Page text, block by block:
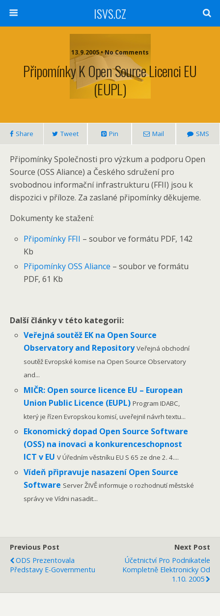
ISVS.CZ
13.9.2005 • No Comments
Připomínky K Open Source Licenci EU
(EUPL)
Share Tweet Pin Mail SMS
Připomínky Společnosti pro výzkum a podporu Open
Source (OSS Aliance) a Českého sdružení pro
svobodnou informační infrastrukturu (FFII) jsou k
dispozici v příloze. Za zaslané připomínky děkujeme.
Dokumenty ke stažení:
Připomínky FFII – soubor ve formátu PDF, 142
Kb
Připomínky OSS Aliance – soubor ve formátu
PDF, 61 Kb
Další články v této kategorii:
Veřejná soutěž EK na Open Source
Observatory and RepositoryVeřejná obchodní
soutěž Evropské komise na Open Source Observatory
and...
MIČR: Open source licence EU – European
Union Public Licence (EUPL)Program IDABC,
který je řízen Evropskou komisí, uveřejnil návrh textu...
Ekonomický dopad Open Source Software
(OSS) na inovaci a konkurenceschopnost
ICT v EUV Úředním věstníku EU S 65 ze dne 2. 4....
Vídeň připravuje nasazení Open Source
Software Server ŽIVĚ informuje o rozhodnutí městské
správy ve Vídni nasadit...
Previous Post
ODS Prezentovala
Představy E-Governmentu
Next Post
Účetnictví Pro Podnikatele
Kompletně Elektronicky Od
1.10. 2005